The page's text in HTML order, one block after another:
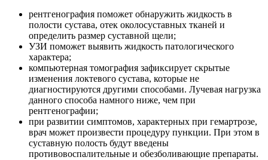
рентгенография поможет обнаружить жидкость в
полости сустава, отек околосуставных тканей и
определить размер суставной щели;
УЗИ поможет выявить жидкость патологического
характера;
компьютерная томография зафиксирует скрытые
изменения локтевого сустава, которые не
диагностируются другими способами. Лучевая нагрузка
данного способа намного ниже, чем при
рентгенографии;
при развитии симптомов, характерных при гемартрозе,
врач может произвести процедуру пункции. При этом в
суставную полость будут введены
противовоспалительные и обезболивающие препараты.